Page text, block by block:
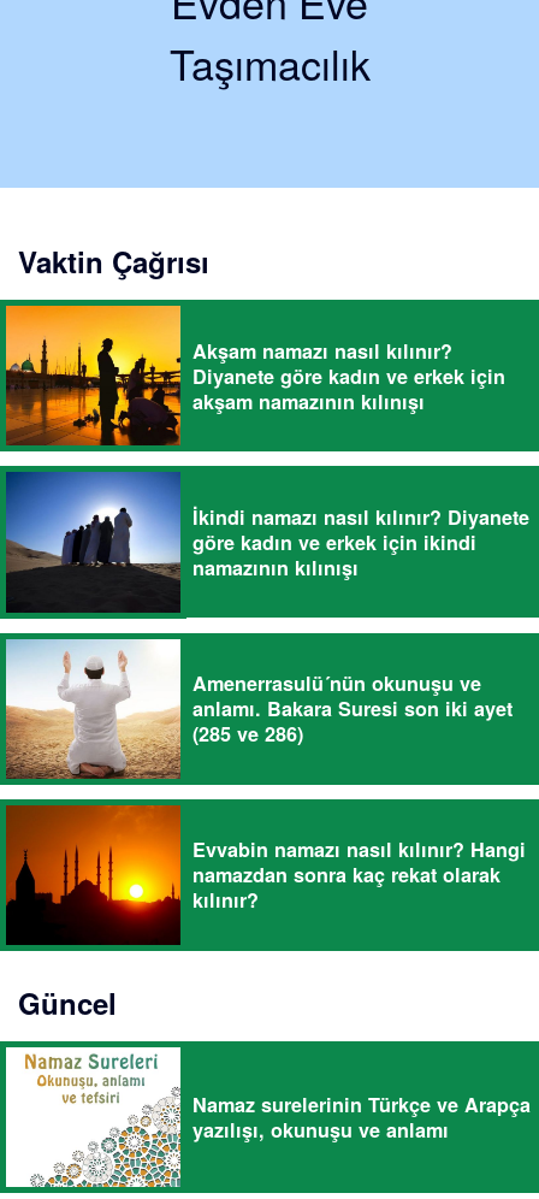
Taşımacılık
Vaktin Çağrısı
Akşam namazı nasıl kılınır?
Diyanete göre kadın ve erkek için
akşam namazının kılınışı
İkindi namazı nasıl kılınır? Diyanete
göre kadın ve erkek için ikindi
namazının kılınışı
Amenerrasulü´nün okunuşu ve
anlamı. Bakara Suresi son iki ayet
(285 ve 286)
Evvabin namazı nasıl kılınır? Hangi
namazdan sonra kaç rekat olarak
kılınır?
Güncel
Namaz surelerinin Türkçe ve Arapça
yazılışı, okunuşu ve anlamı